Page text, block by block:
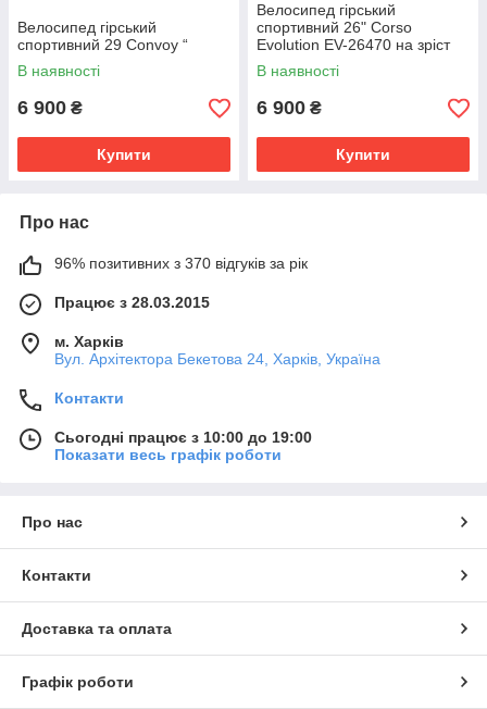
Велосипед гірський
спортивний 29 Convoy “
В наявності
6 900 ₴
Купити
Велосипед гірський
спортивний 26" Corso
Evolution EV-26470 на зріст
130-145 см
В наявності
6 900 ₴
Купити
Про нас
96% позитивних з 370 відгуків за рік
Працює з 28.03.2015
м. Харків
Вул. Архітектора Бекетова 24, Харків, Україна
Контакти
Сьогодні працює з 10:00 до 19:00
Показати весь графік роботи
Про нас
Контакти
Доставка та оплата
Графік роботи